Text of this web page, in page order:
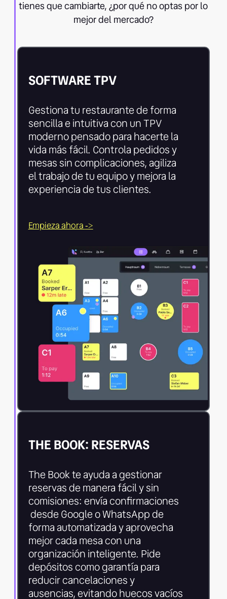
tienes que cambiarte, ¿por qué no optas por lo
mejor del mercado?
SOFTWARE TPV
Gestiona tu restaurante de forma
sencilla e intuitiva con un TPV
moderno pensado para hacerte la
vida más fácil. Controla pedidos y
mesas sin complicaciones, agiliza
el trabajo de tu equipo y mejora la
experiencia de tus clientes.
Empieza ahora ->
THE BOOK: RESERVAS
The Book te ayuda a gestionar
reservas de manera fácil y sin
comisiones: envía confirmaciones
desde Google o WhatsApp de
forma automatizada y aprovecha
mejor cada mesa con una
organización inteligente. Pide
depósitos como garantía para
reducir cancelaciones y
ausencias, evitando huecos vacíos